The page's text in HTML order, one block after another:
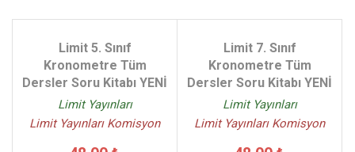
Limit 5. Sınıf
Kronometre Tüm
Dersler Soru Kitabı YENİ
Limit Yayınları
Limit Yayınları Komisyon
Limit 7. Sınıf
Kronometre Tüm
Dersler Soru Kitabı YENİ
Limit Yayınları
Limit Yayınları Komisyon